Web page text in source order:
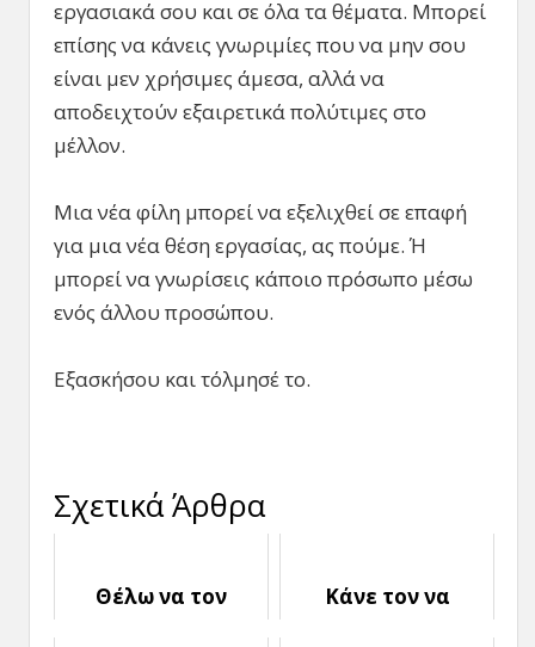
εργασιακά σου και σε όλα τα θέματα. Μπορεί
επίσης να κάνεις γνωριμίες που να μην σου
είναι μεν χρήσιμες άμεσα, αλλά να
αποδειχτούν εξαιρετικά πολύτιμες στο
μέλλον.
Μια νέα φίλη μπορεί να εξελιχθεί σε επαφή
για μια νέα θέση εργασίας, ας πούμε. Ή
μπορεί να γνωρίσεις κάποιο πρόσωπο μέσω
ενός άλλου προσώπου.
Εξασκήσου και τόλμησέ το.
Σχετικά Άρθρα
Θέλω να τον
Κάνε τον να